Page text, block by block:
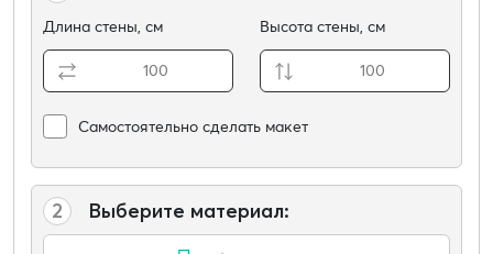
Длина стены, см Высота стены, см
Самостоятельно сделать макет
2 Выберите материал: